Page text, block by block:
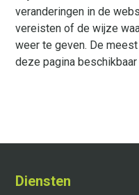
veranderingen in de
vereisten of de wijze
weer te geven. De
deze pagina
Diensten